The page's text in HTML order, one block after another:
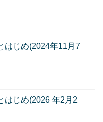
はじめ(2024年11月7
はじめ(2026 年2月2